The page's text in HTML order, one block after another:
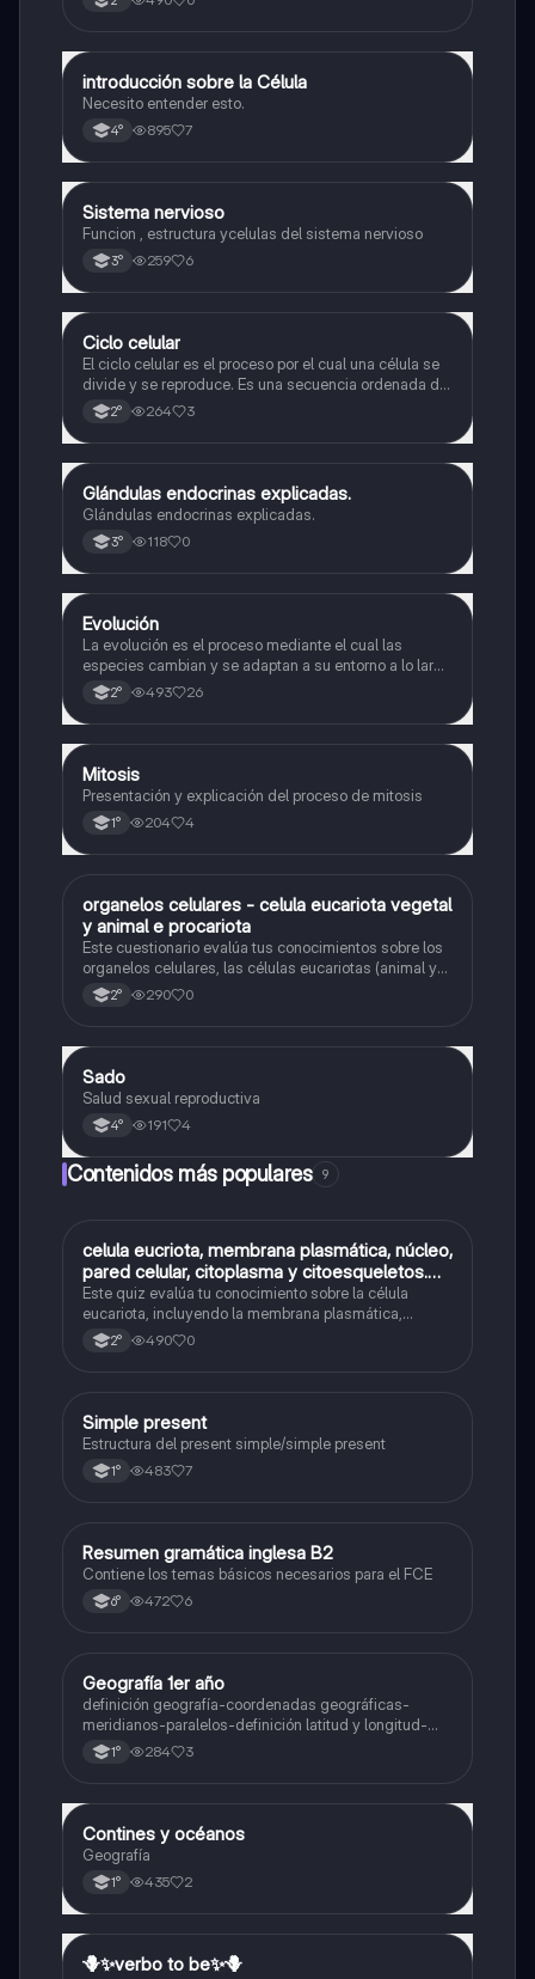
Biología
introducción sobre la Célula
Necesito entender esto.
4° 895 7
Biología
Sistema nervioso
Funcion , estructura ycelulas del sistema nervioso
3° 259 6
Biología
Ciclo celular
El ciclo celular es el proceso por el cual una célula se
divide y se reproduce. Es una secuencia ordenada de
eventos que permiten la replicación del material
genético y la formación de dos células hijas idénticas
2° 264 3
Biología
Glándulas endocrinas explicadas.
Glándulas endocrinas explicadas.
3° 118 0
Biología
Evolución
La evolución es el proceso mediante el cual las
especies cambian y se adaptan a su entorno a lo largo
del tiempo.
2° 493 26
Biología
Mitosis
Presentación y explicación del proceso de mitosis
1° 204 4
OBiología
organelos celulares - celula eucariota vegetal
y animal e procariota
Este cuestionario evalúa tus conocimientos sobre los
organelos celulares, las células eucariotas (animal y
vegetal) y las células procariotas.
2° 290 0
Biología
Sado
Salud sexual reproductiva
4° 191 4
Contenidos más populares 9
CBiología
celula eucriota, membrana plasmática, núcleo,
pared celular, citoplasma y citoesqueletos.
nombre se las partes de la celula eucariota
Este quiz evalúa tu conocimiento sobre la célula
eucariota, incluyendo la membrana plasmática,
núcleo, pared celular, citoplasma y citoesqueleto.
2° 490 0
Inglés
Simple present
Estructura del present simple/simple present
1° 483 7
Inglés
Resumen gramática inglesa B2
Contiene los temas básicos necesarios para el FCE
6° 472 6
Geografía
Geografía 1er año
definición geografía-coordenadas geográficas-
meridianos-paralelos-definición latitud y longitud-
elementos del mapa-definición mapa-localización
relativa y absoluta
1° 284 3
Geografía
Contines y océanos
Geografía
1° 435 2
Inglés
🪻✨️verbo to be✨️🪻